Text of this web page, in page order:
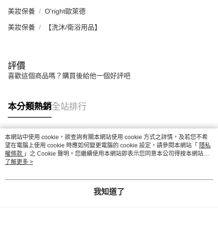
美妝保養 O'right歐萊德
美妝保養 【洗沐/衛浴用品】
評價
喜歡這個商品嗎？購買後給他一個好評吧
本分類熱銷全站排行
熱門標籤
本網站中使用 cookie，欲查詢有關本網站使用 cookie 方式之詳情，及若您不希
望在電腦上使用 cookie 時應如何變更電腦的 cookie 設定，請參閱本網站「 隱私
權條款 」之 Cookie 聲明。您繼續使用本網站即表示您同意本公司得按本網站使
用條款之 Cookie 聲明使用 cookie。
了解更多 >
我知道了